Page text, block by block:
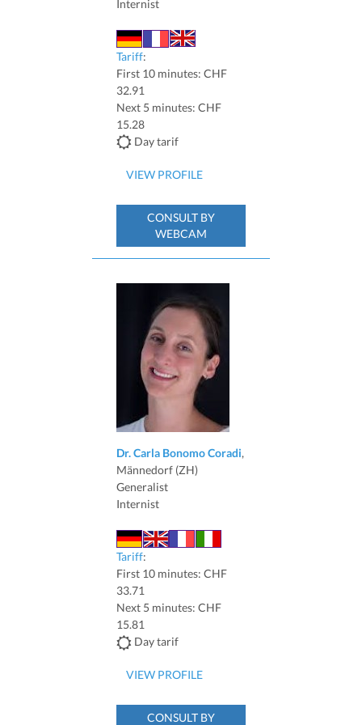
Internist
Tariff:
First 10 minutes: CHF
32.91
Next 5 minutes: CHF
15.28
Day tarif
VIEW PROFILE
CONSULT BY
WEBCAM
Dr. Carla Bonomo Coradi,
Männedorf (ZH)
Generalist
Internist
Tariff:
First 10 minutes: CHF
33.71
Next 5 minutes: CHF
15.81
Day tarif
VIEW PROFILE
CONSULT BY